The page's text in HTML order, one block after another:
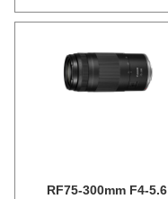
RF75-300mm F4-5.6